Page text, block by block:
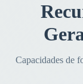
Capacidades de